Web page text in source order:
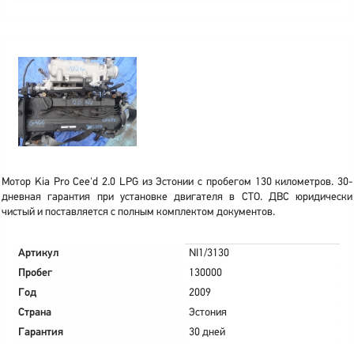
Мотор Kia Pro Cee'd 2.0 LPG из Эстонии с пробегом 130 километров. 30-
дневная гарантия при установке двигателя в СТО. ДВС юридически
чистый и поставляется с полным комплектом документов.
Артикул
NI1/3130
Пробег
130000
Год
2009
Страна
Эстония
Гарантия
30 дней